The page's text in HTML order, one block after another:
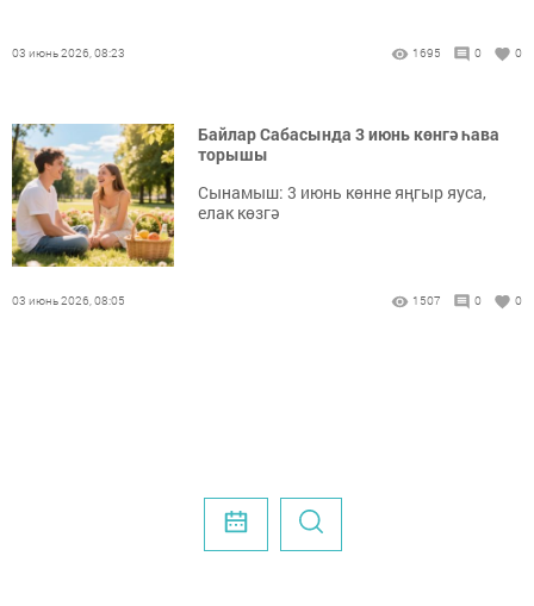
03 июнь 2026, 08:23 1695 0 0
Байлар Сабасында 3 июнь көнгә һава
торышы
Сынамыш: 3 июнь көнне яңгыр яуса,
елак көзгә
03 июнь 2026, 08:05 1507 0 0